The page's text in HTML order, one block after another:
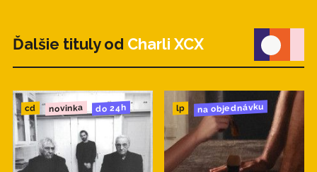
Ďalšie tituly od Charli XCX
cd novinka do 24h lp na objednávku